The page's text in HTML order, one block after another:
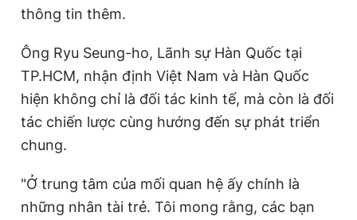
thông tin thêm.
Ông Ryu Seung-ho, Lãnh sự Hàn Quốc tại
TP.HCM, nhận định Việt Nam và Hàn Quốc
hiện không chỉ là đối tác kinh tế, mà còn là đối
tác chiến lược cùng hướng đến sự phát triển
chung.
"Ở trung tâm của mối quan hệ ấy chính là
những nhân tài trẻ. Tôi mong rằng, các bạn